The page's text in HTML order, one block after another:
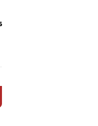
Pemprov Tidak